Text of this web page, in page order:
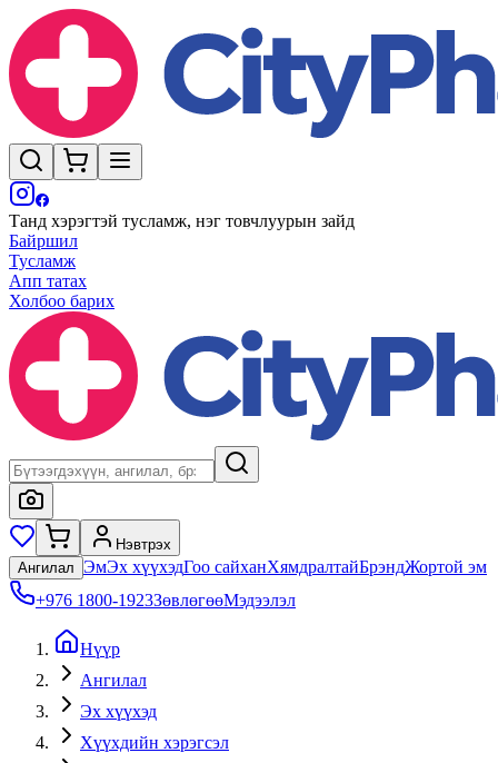
Танд хэрэгтэй тусламж, нэг товчлуурын зайд
Байршил
Тусламж
Апп татах
Холбоо барих
Нэвтрэх
Ангилал ЭмЭх хүүхэдГоо сайханХямдралтайБрэндЖортой эм
+976 1800-1923ЗөвлөгөөМэдээлэл
Нүүр
Ангилал
Эх хүүхэд
Хүүхдийн хэрэгсэл